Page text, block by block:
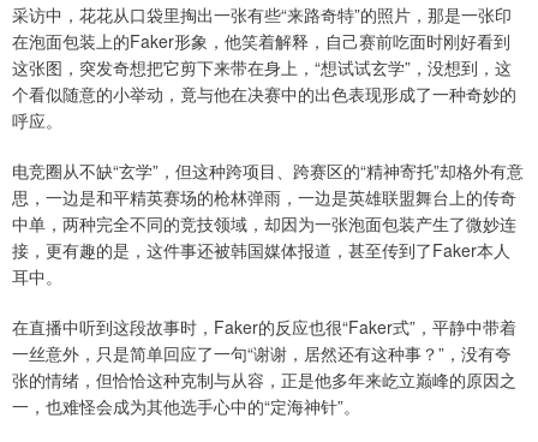
采访中，花花从口袋里掏出一张有些“来路奇特”的照片，那是一张印
在泡面包装上的Faker形象，他笑着解释，自己赛前吃面时刚好看到
这张图，突发奇想把它剪下来带在身上，“想试试玄学”，没想到，这
个看似随意的小举动，竟与他在决赛中的出色表现形成了一种奇妙的
呼应。
电竞圈从不缺“玄学”，但这种跨项目、跨赛区的“精神寄托”却格外有意
思，一边是和平精英赛场的枪林弹雨，一边是英雄联盟舞台上的传奇
中单，两种完全不同的竞技领域，却因为一张泡面包装产生了微妙连
接，更有趣的是，这件事还被韩国媒体报道，甚至传到了Faker本人
耳中。
在直播中听到这段故事时，Faker的反应也很“Faker式”，平静中带着
一丝意外，只是简单回应了一句“谢谢，居然还有这种事？”，没有夸
张的情绪，但恰恰这种克制与从容，正是他多年来屹立巅峰的原因之
一，也难怪会成为其他选手心中的“定海神针”。